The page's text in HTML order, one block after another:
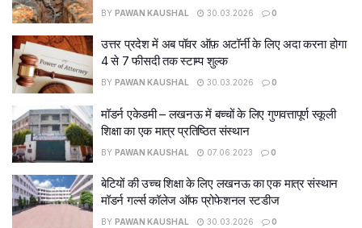
BY PAWAN KAUSHAL 30.03.2026 0
उत्तर प्रदेश में अब पॉवर ऑफ़ अटॉर्नी के लिए अदा करना होगा
4 से 7 फीसदी तक स्टाम्प शुल्क
BY PAWAN KAUSHAL 30.03.2026 0
मॉडर्न एकेडमी – लखनऊ में बच्चों के लिए गुणवत्तापूर्ण स्कूली
शिक्षा का एक मात्र प्रतिष्ठित संस्थान
BY PAWAN KAUSHAL 07.06.2023 0
बेटियों की उच्च शिक्षा के लिए लखनऊ का एक मात्र संस्थान
मॉडर्न गर्ल्स कॉलेज ऑफ प्रोफेशनल स्टडीज
BY PAWAN KAUSHAL 30.03.2026 0